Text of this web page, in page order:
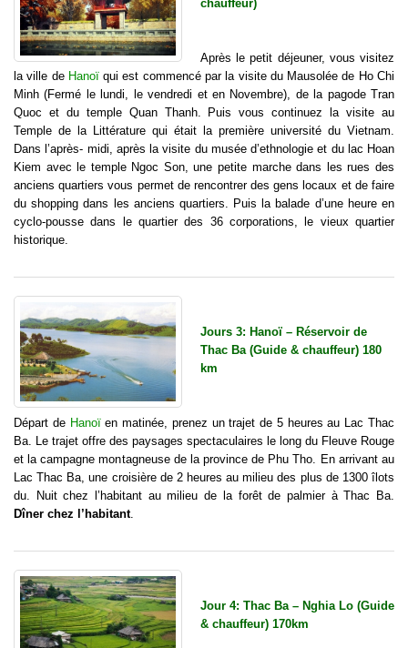
chauffeur)
Après le petit déjeuner, vous visitez
la ville de Hanoïqui est commencé par la visite du Mausolée de Ho Chi
Minh (Fermé le lundi, le vendredi et en Novembre), de la pagode Tran
Quoc et du temple Quan Thanh. Puis vous continuez la visite au
Temple de la Littérature qui était la première université du Vietnam.
Dans l’après- midi, après la visite du musée d’ethnologie et du lac Hoan
Kiem avec le temple Ngoc Son, une petite marche dans les rues des
anciens quartiers vous permet de rencontrer des gens locaux et de faire
du shopping dans les anciens quartiers. Puis la balade d’une heure en
cyclo-pousse dans le quartier des 36 corporations, le vieux quartier
historique.
Jours 3: Hanoï – Réservoir de
Thac Ba (Guide & chauffeur) 180
km
Départ de Hanoïen matinée, prenez un trajet de 5 heures au Lac Thac
Ba. Le trajet offre des paysages spectaculaires le long du Fleuve Rouge
et la campagne montagneuse de la province de Phu Tho. En arrivant au
Lac Thac Ba, une croisière de 2 heures au milieu des plus de 1300 îlots
du. Nuit chez l’habitant au milieu de la forêt de palmier à Thac Ba.
Dîner chez l’habitant.
Jour 4: Thac Ba – Nghia Lo (Guide
& chauffeur) 170km